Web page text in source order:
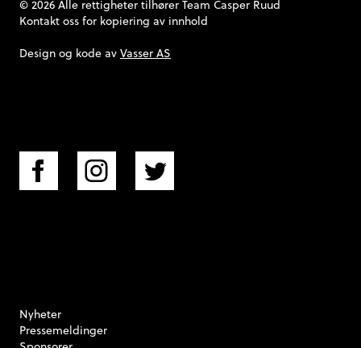
© 2026 Alle rettigheter tilhører Team Casper Ruud
Kontakt oss for kopiering av innhold
Design og kode av Vasser AS
Nyheter
Pressemeldinger